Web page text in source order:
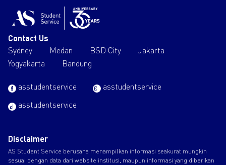
Contact Us
Sydney
Medan BSD City
Jakarta
Yogyakarta
Bandung
asstudentservice
asstudentservice
asstudentservice
Disclaimer
AS Student Service berusaha menampilkan informasi seakurat mungkin
sesuai dengan data dari website institusi, maupun informasi yang diberikan